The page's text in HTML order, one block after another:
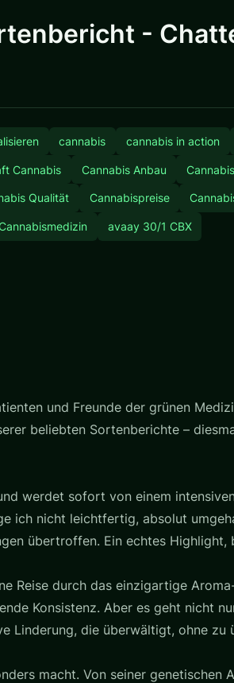
-
cannabis cannabis in action
Cannabis Cannabis Anbau
Qualität Cannabispreise
avaay 30/1 CBX
und Freunde der grünen
beliebten Sortenberichte –
werdet sofort von einem
ich nicht leichtfertig, absolut
übertroffen. Ein echtes Highlight,
Reise durch das einzigartige
Konsistenz. Aber es geht nicht
Linderung, die überwältigt, ohne zu
macht. Von seiner genetischen